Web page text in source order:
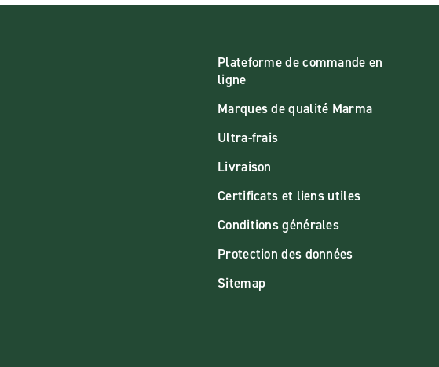
Plateforme de commande en
ligne
Marques de qualité Marma
Ultra-frais
Livraison
Certificats et liens utiles
Conditions générales
Protection des données
Sitemap